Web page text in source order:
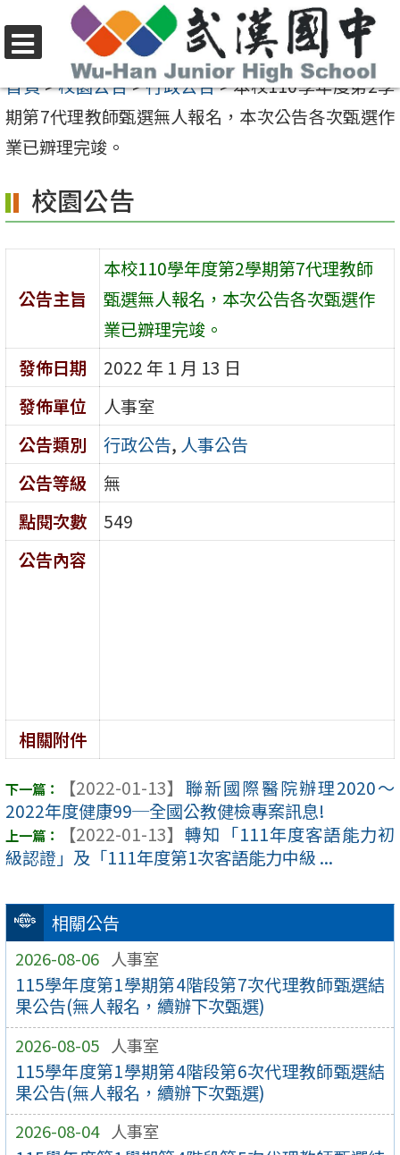
至
要
內
區
選
單
首頁>校園公告>行政公告>本校110學年度第2學
期第7代理教師甄選無人報名，本次公告各次甄選作
業已辧理完竣。
相關公告
2026-08-06 人事室
115學年度第1學期第4階段第7次代理教師甄選結
果公告(無人報名，續辦下次甄選)
2026-08-05 人事室
115學年度第1學期第4階段第6次代理教師甄選結
果公告(無人報名，續辦下次甄選)
2026-08-04 人事室
校園公告
公告主旨
本校110學年度第2學期第7代理教師
甄選無人報名，本次公告各次甄選作
業已辧理完竣。
發佈日期
2022 年 1 月 13 日
發佈單位
人事室
公告類別
行政公告, 人事公告
公告等級
無
點閱次數
549
公告內容
相關附件
【2022-01-13】 聯新國際醫院辦理2020～
2022年度健康99─全國公教健檢專案訊息!
【2022-01-13】 轉知「111年度客語能力初
級認證」及「111年度第1次客語能力中級 ...